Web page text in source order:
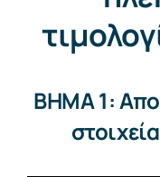
BHMA 1: